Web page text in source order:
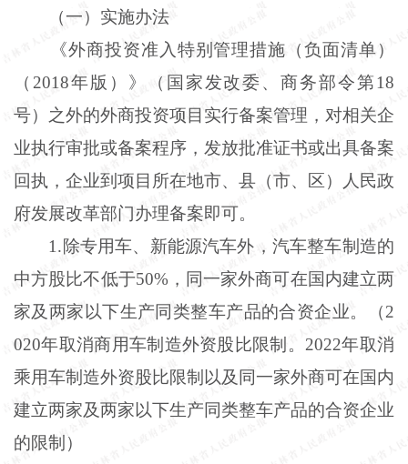
（一）实施办法
《外商投资准入特别管理措施（负面清单）
（ 2018年版）》（国家发改委、商务部令第18
号）之外的外商投资项目实行备案管理，对相关企
业执行审批或备案程序，发放批准证书或出具备案
回执，企业到项目所在地市、县（市、区）人民政
府发展改革部门办理备案即可。
1 .除专用车、新能源汽车外，汽车整车制造的
中方股比不低于50%，同一家外商可在国内建立两
家及两家以下生产同类整车产品的合资企业。（2
020年取消商用车制造外资股比限制。2022年取消
乘用车制造外资股比限制以及同一家外商可在国内
建立两家及两家以下生产同类整车产品的合资企业
的限制）